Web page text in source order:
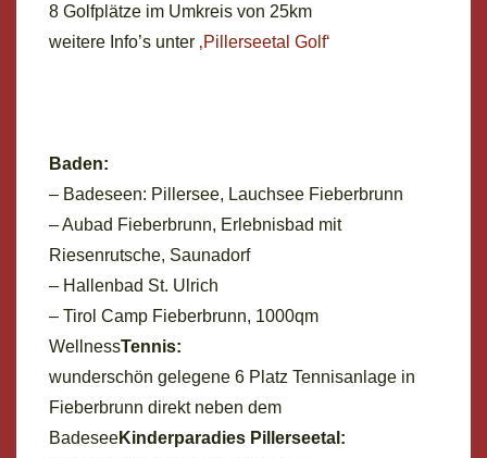
8 Golfplätze im Umkreis von 25km
weitere Info’s unter ‚Pillerseetal Golf‘
Baden:
– Badeseen: Pillersee, Lauchsee Fieberbrunn
– Aubad Fieberbrunn, Erlebnisbad mit
Riesenrutsche, Saunadorf
– Hallenbad St. Ulrich
– Tirol Camp Fieberbrunn, 1000qm
WellnessTennis:
wunderschön gelegene 6 Platz Tennisanlage in
Fieberbrunn direkt neben dem
BadeseeKinderparadies Pillerseetal: